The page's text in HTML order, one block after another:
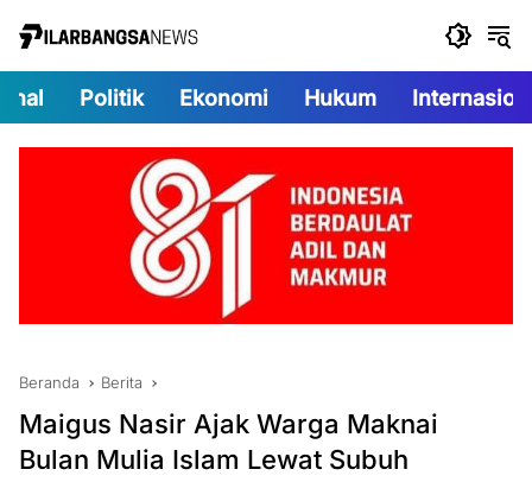
Politik Ekonomi Hukum
Beranda Berita
Maigus Nasir Ajak Warga Maknai
Bulan Mulia Islam Lewat Subuh